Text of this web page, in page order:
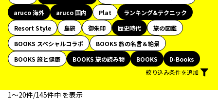
aruco 海外
aruco 国内 Plat
ランキング&テクニック
Resort Style
島旅 御朱印 歴史時代
旅の図鑑
BOOKS スペシャルコラボ
BOOKS 旅の名言＆絶景
BOOKS 旅と健康
BOOKS 旅の読み物 BOOKS
D-Books
絞り込み条件を追加
1〜20件/145件中 を表示